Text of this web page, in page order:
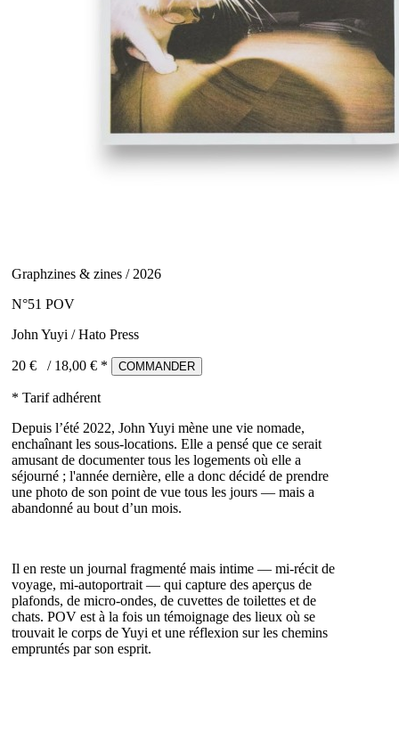
Graphzines & zines / 2026
N°51 POV
John Yuyi / Hato Press
20 € / 18,00 € * COMMANDER
* Tarif adhérent
Depuis l’été 2022, John Yuyi mène une vie nomade,
enchaînant les sous-locations. Elle a pensé que ce serait
amusant de documenter tous les logements où elle a
séjourné ; l'année dernière, elle a donc décidé de prendre
une photo de son point de vue tous les jours — mais a
abandonné au bout d’un mois.
Il en reste un journal fragmenté mais intime — mi-récit de
voyage, mi-autoportrait — qui capture des aperçus de
plafonds, de micro-ondes, de cuvettes de toilettes et de
chats. POV est à la fois un témoignage des lieux où se
trouvait le corps de Yuyi et une réflexion sur les chemins
empruntés par son esprit.